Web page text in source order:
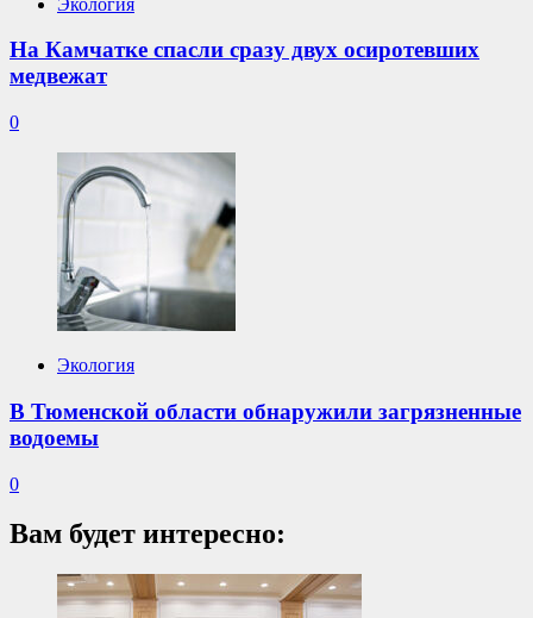
На Камчатке спасли сразу двух осиротевших
медвежат
0
Экология
В Тюменской области обнаружили загрязненные
водоемы
0
Вам будет интересно: